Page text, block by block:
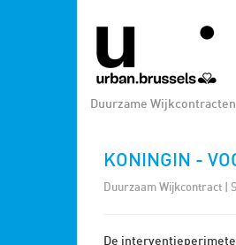
Duurzame Wijkcontracten
KONINGIN -
Duurzaam Wijkcontract |
De